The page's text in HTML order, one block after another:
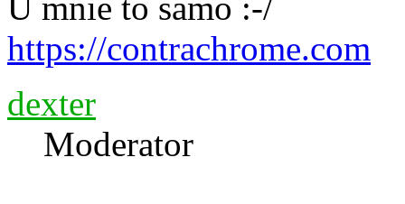
https://contrachrome.com
dexter
Moderator